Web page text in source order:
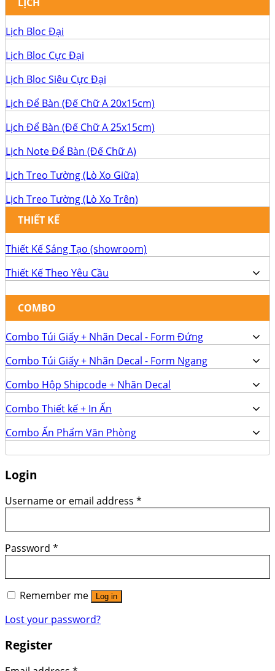
Lịch Bloc Đại
Lịch Bloc Cực Đại
Lịch Bloc Siêu Cực Đại
Lịch Để Bàn (Đế Chữ A 20x15cm)
Lịch Để Bàn (Đế Chữ A 25x15cm)
Lịch Note Để Bàn (Đế Chữ A)
Lịch Treo Tường (Lò Xo Giữa)
Lịch Treo Tường (Lò Xo Trên)
THIẾT KẾ
Thiết Kế Sáng Tạo (showroom)
Thiết Kế Theo Yêu Cầu
COMBO
Combo Túi Giấy + Nhãn Decal - Form Đứng
Combo Túi Giấy + Nhãn Decal - Form Ngang
Combo Hộp Shipcode + Nhãn Decal
Combo Thiết kế + In Ấn
Combo Ấn Phẩm Văn Phòng
Login
Username or email address *
Password *
Remember me Log in
Lost your password?
Register